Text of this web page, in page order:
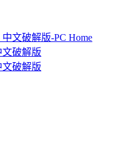
文破解版
文破解版